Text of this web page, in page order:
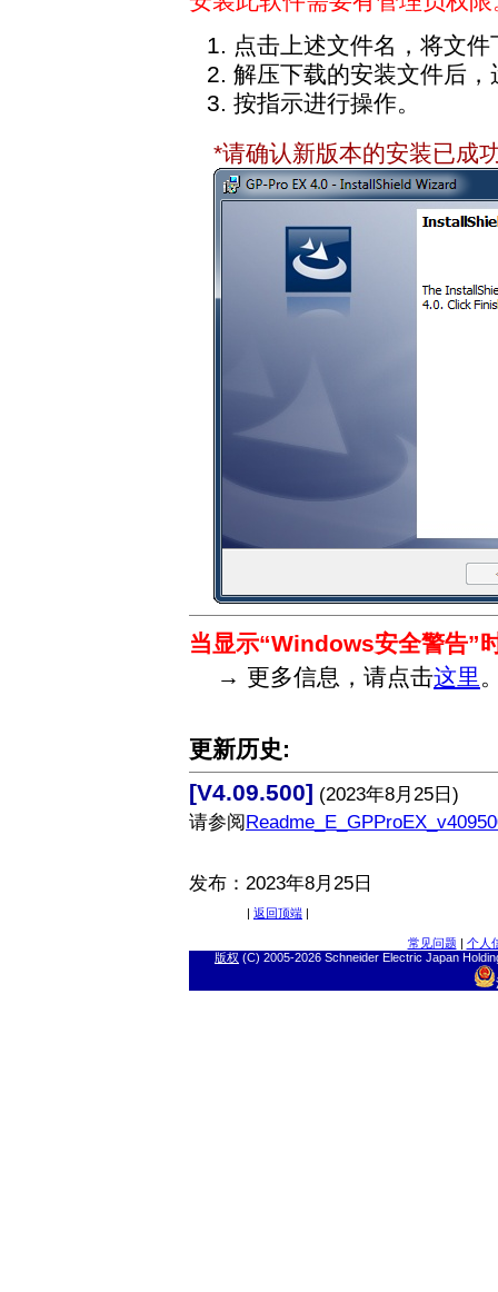
点击上述文件名，将文
解压下载的安装文件后
按指示进行操作。
*请确认新版本的安装已成
当显示“Windows安全警告”
→ 更多信息，请点击这里
更新历史:
[V4.09.500] (2023年8月 25 日)
请参阅
发布：2023年8月 25 日
返回顶端
常见问题
个人
版权 (C) 2005-2026 Schneider Electric Japan